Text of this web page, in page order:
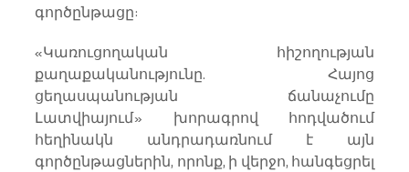
գործընթացը:
«Կառուցողական հիշողության
քաղաքականությունը. Հայոց
ցեղասպանության ճանաչումը
Լատվիայում» խորագրով հոդվածում
հեղինակն անդրադառնում է այն
գործընթացներին, որոնք, ի վերջո, հանգեցրել